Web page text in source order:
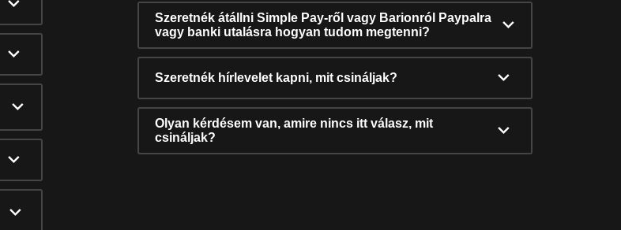
Szeretnék átállni Simple Pay-ről vagy Barionról Paypalra
vagy banki utalásra hogyan tudom megtenni?
Szeretnék hírlevelet kapni, mit csináljak?
Olyan kérdésem van, amire nincs itt válasz, mit
csináljak?